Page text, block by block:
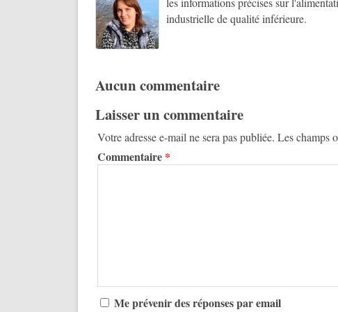
industrielle de qualité inférieure.
Aucun commentaire
Laisser un commentaire
Votre adresse e-mail ne sera pas publiée. Les champs
Commentaire *
Me prévenir des réponses par email